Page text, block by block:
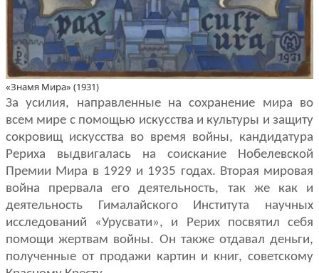
«Знамя Мира» (1931)
За усилия, направленные на сохранение мира во
всем мире с помощью искусства и культуры и защиту
сокровищ искусства во время войны, канди­датура
Рериха выдвигалась на соискание Нобелевской
Премии Мира в 1929 и 1935 годах. Вторая мировая
война прервала его деятельность, так же как и
деятельность Гималайского Института научных
исследований «Урусвати», и Рерих посвятил себя
помощи жертвам войны. Он также отдавал деньги,
полученные от продажи картин и книг, советскому